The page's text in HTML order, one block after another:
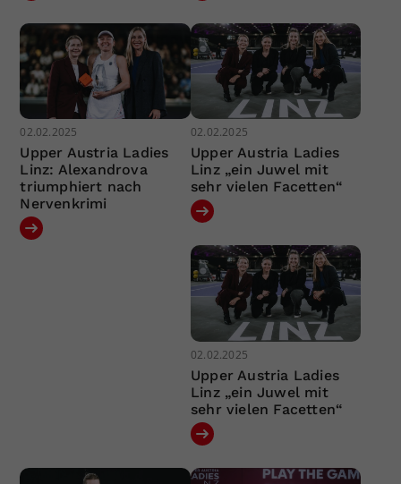
02.02.2025
Upper Austria Ladies
Linz: Alexandrova
triumphiert nach
Nervenkrimi
02.02.2025
Upper Austria Ladies
Linz „ein Juwel mit
sehr vielen Facetten“
02.02.2025
Upper Austria Ladies
Linz „ein Juwel mit
sehr vielen Facetten“